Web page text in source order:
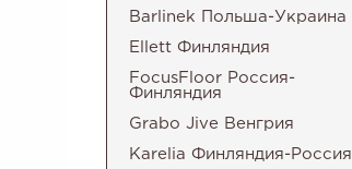
Barlinek Польша-Украина
Ellett Финляндия
FocusFloor Россия-
Финляндия
Grabo Jive Венгрия
Karelia Финляндия-Россия